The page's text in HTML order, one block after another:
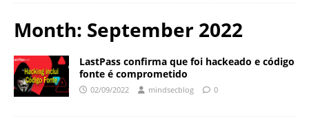
Month: September 2022
LastPass confirma que foi hackeado e código
fonte é comprometido
02/09/2022 mindsecblog 0